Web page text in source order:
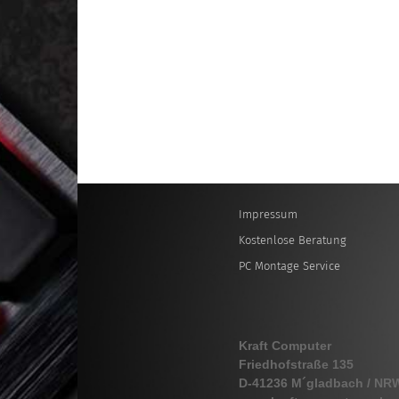
Impressum
Kostenlose Beratung
PC Montage Service
Kraft Computer
Friedhofstraße 135
D-41236 M´gladbach /